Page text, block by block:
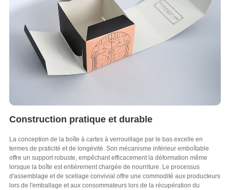
Construction pratique et durable
La conception de la boîte à cartes à verrouillage par le bas excelle en
termes de praticité et de longévité. Son mécanisme inférieur emboîtable
offre un support robuste, empêchant efficacement la déformation même
lorsque la boîte est entièrement chargée de nourriture. Le processus
d'assemblage et de scellage convivial offre une commodité aux producteurs
lors de l'emballage et aux consommateurs lors de la récupération du